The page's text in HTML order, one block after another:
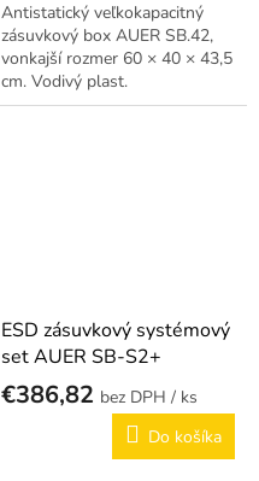
Antistatický veľkokapacitný
zásuvkový box AUER SB.42,
vonkajší rozmer 60 × 40 × 43,5
cm. Vodivý plast.
ESD zásuvkový systémový
set AUER SB-S2+
€386,82
/ ks
Do košíka